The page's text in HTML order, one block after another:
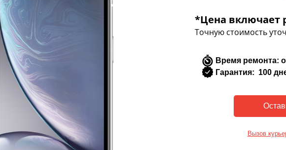
*Цена включает
Точную стоимость
Время ремонта:
Гарантия: 100
Вызов